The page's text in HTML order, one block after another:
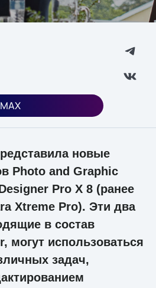
новые
Photo and Graphic
Pro X 8 (ранее
Xtreme Pro). Эти два
в состав
могут использоваться
задач,